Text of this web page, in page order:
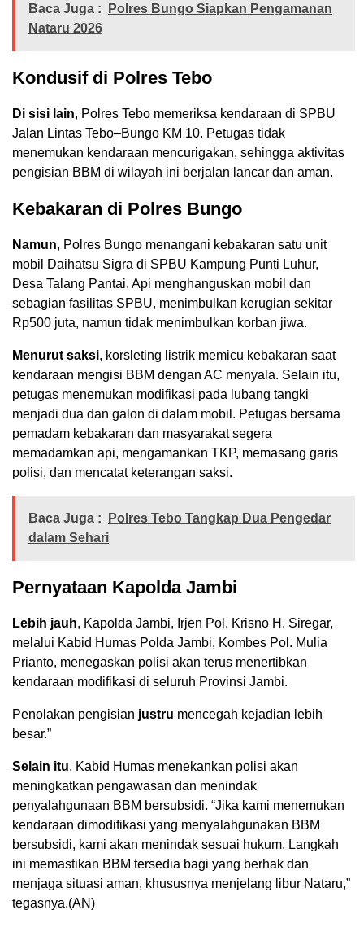
Baca Juga :
Polres Bungo Siapkan Pengamanan
Nataru 2026
Kondusif di Polres Tebo
Di sisi lain, Polres Tebo memeriksa kendaraan di SPBU
Jalan Lintas Tebo–Bungo KM 10. Petugas tidak
menemukan kendaraan mencurigakan, sehingga aktivitas
pengisian BBM di wilayah ini berjalan lancar dan aman.
Kebakaran di Polres Bungo
Namun, Polres Bungo menangani kebakaran satu unit
mobil Daihatsu Sigra di SPBU Kampung Punti Luhur,
Desa Talang Pantai. Api menghanguskan mobil dan
sebagian fasilitas SPBU, menimbulkan kerugian sekitar
Rp500 juta, namun tidak menimbulkan korban jiwa.
Menurut saksi, korsleting listrik memicu kebakaran saat
kendaraan mengisi BBM dengan AC menyala. Selain itu,
petugas menemukan modifikasi pada lubang tangki
menjadi dua dan galon di dalam mobil. Petugas bersama
pemadam kebakaran dan masyarakat segera
memadamkan api, mengamankan TKP, memasang garis
polisi, dan mencatat keterangan saksi.
Baca Juga :
Polres Tebo Tangkap Dua Pengedar
dalam Sehari
Pernyataan Kapolda Jambi
Lebih jauh, Kapolda Jambi, Irjen Pol. Krisno H. Siregar,
melalui Kabid Humas Polda Jambi, Kombes Pol. Mulia
Prianto, menegaskan polisi akan terus menertibkan
kendaraan modifikasi di seluruh Provinsi Jambi.
Penolakan pengisian justru mencegah kejadian lebih
besar.”
Selain itu, Kabid Humas menekankan polisi akan
meningkatkan pengawasan dan menindak
penyalahgunaan BBM bersubsidi. “Jika kami menemukan
kendaraan dimodifikasi yang menyalahgunakan BBM
bersubsidi, kami akan menindak sesuai hukum. Langkah
ini memastikan BBM tersedia bagi yang berhak dan
menjaga situasi aman, khususnya menjelang libur Nataru,”
tegasnya.(AN)